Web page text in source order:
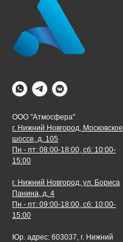
ООО "Атмосфера"
г. Нижний Новгород, Московское
шоссе, д. 105
Пн - пт: 08:00-18:00, сб: 10:00-
15:00
г. Нижний Новгород, ул. Бориса
Панина, д. 4
Пн - пт: 09:00-18:00, сб: 10:00-
15:00
Юр. адрес: 603037, г. Нижний